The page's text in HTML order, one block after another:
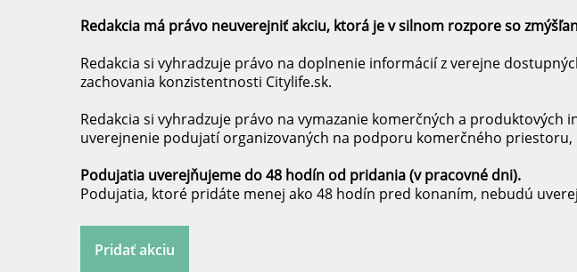
Redakcia má právo neuverejniť akciu, ktorá je v silnom rozpore so
Redakcia si vyhradzuje právo na doplnenie informácií z verejne
zachovania konzistentnosti Citylife.sk.
Redakcia si vyhradzuje právo na vymazanie komerčných a
uverejnenie podujatí organizovaných na podporu komerčného
Podujatia uverejňujeme do 48 hodín od pridania (v pracovné dni).
Podujatia, ktoré pridáte menej ako 48 hodín pred konaním, nebudú
Pridať akciu